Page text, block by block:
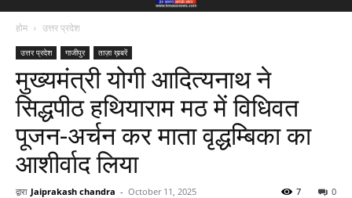
होम उत्तर प्रदेश
उत्तर प्रदेश गाजीपुर ताज़ा ख़बरें
मुख्यमंत्री योगी आदित्यनाथ ने
सिद्धपीठ हथियाराम मठ में विधिवत
पूजन-अर्चन कर माता वृद्धम्बिका का
आशीर्वाद लिया
द्वारा Jaiprakash chandra - October 11, 2025 0
7